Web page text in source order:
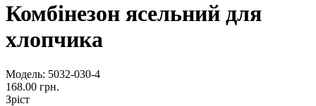
Комбінезон ясельний для
хлопчика
Модель: 5032-030-4
168.00 грн.
Зріст